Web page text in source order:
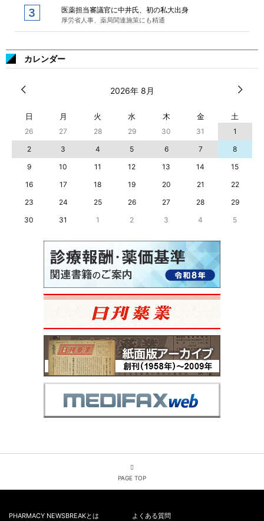
医薬担当審議官に中井氏、初の私大出身
厚労省人事、薬局関連施策にも精通
カレンダー
2026年 8月
日 月 火 水 木 金 土
26 27 28 29 30 31
1
2
3 4 5 6 7
8
9
10 11 12 13 14
15
16
17 18 19 20 21
22
23
24 25 26 27 28
29
30
31 1 2 3 4 5
PAGE TOP
PHARMACY NEWSBREAKとは よくある質問